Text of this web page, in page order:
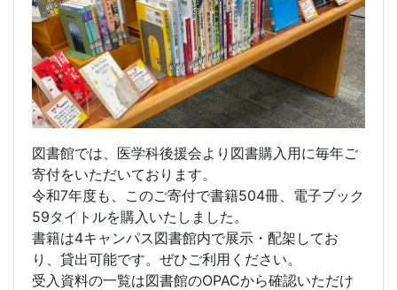
図書館では、医学科後援会より図書購入用に毎年ご
寄付をいただいております。
令和7年度も、このご寄付で書籍504冊、電子ブック
59タイトルを購入いたしました。
書籍は4キャンパス図書館内で展示・配架してお
り、貸出可能です。ぜひご利用ください。
受入資料の一覧は図書館のOPACから確認いただけ